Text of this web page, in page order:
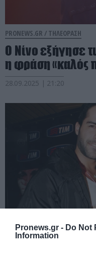
Pronews.gr - Do Not
Information
PRONEWS.GR / ΤΗΛΕΟΡΑΣΗ
Ο Νίνο εξήγησε
η φράση «καλός
28.09.2025 | 21:20
PRONEWS.GR /ΕΙΔΗΣΕΙΣ